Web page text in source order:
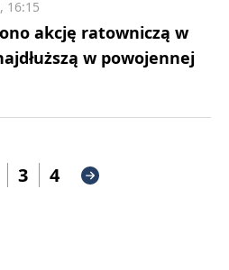
akcję ratowniczą w
w powojennej
16:15
3 4